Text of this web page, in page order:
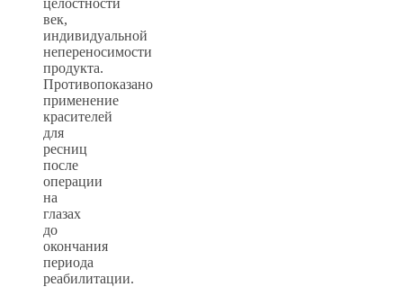
век,
индивидуальной
непереносимости
продукта.
Противопоказано
применение
красителей
для
ресниц
после
операции
на
глазах
до
окончания
периода
реабилитации.